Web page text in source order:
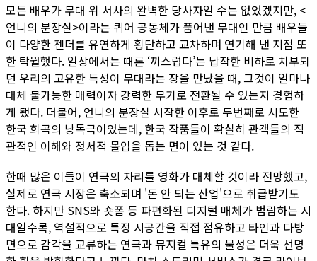
모든 배우가 무대 위 서사의 완벽한 당사자일 수는 없었겠지만, <
언니의 분장실>이라는 퀴어 공동체가 품어낸 무대인 만큼 배우들
이 다양한 젠더를 유연하게 횡단하고 교차하며 연기해 낸 지점 또
한 탁월했다. 일상에서는 때론 ‘끼스럽다’는 납작한 비하로 치부되
던 우리의 고유한 특성이 무대라는 장을 만났을 때, 그것이 얼마나
대체 불가능한 매력이자 강력한 무기로 전환될 수 있는지 경험하
게 됐다. 더불어, 언니의 분장실 시작한 이후로 두번째로 시도한
한국 희곡의 낭독극이었는데, 한국 작품들이 확실히 관객들의 직
관적인 이해와 정서적 몰입을 돕는 면이 있는 것 같다.
한때 많은 이들이 연극의 자리를 영화가 대체할 것이라 전망했고,
실제로 연극 시장은 축소되며 '돈 안 되는 산업'으로 취급받기도
한다. 하지만 SNS와 숏폼 등 파편화된 디지털 매체가 범람하는 시
대일수록, 역설적으로 특정 시공간을 직접 점유하고 타인과 다방
면으로 감각을 교류하는 연극과 뮤지컬 특유의 물성은 더욱 선명